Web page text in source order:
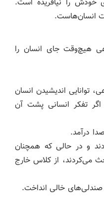
خودش را نیافریده است.
انسان‌هاست.
هیچ‌وقت جای انسان را
توانایی اندیشیدن انسان
تفکر انسانی پشت آن
درآمد.
و در حالی که همچنان
می‌کردند، از کلاس خارج
خالی انداخت.